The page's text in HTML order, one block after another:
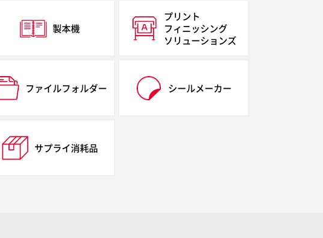
製本機
プリント
フィニッシング
ソリューションズ
ファイルフォルダー シールメーカー
サプライ消耗品